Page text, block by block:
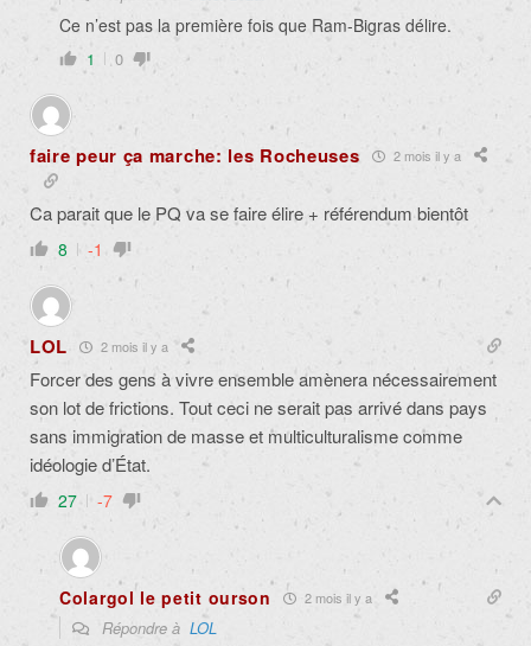
Ce n’est pas la première fois que Ram-Bigras délire.
1 0
faire peur ça marche: les Rocheuses 2 mois il y a
Ca parait que le PQ va se faire élire + référendum bientôt
8 -1
LOL 2 mois il y a
Forcer des gens à vivre ensemble amènera nécessairement
son lot de frictions. Tout ceci ne serait pas arrivé dans pays
sans immigration de masse et multiculturalisme comme
idéologie d’État.
27 -7
Colargol le petit ourson 2 mois il y a
Répondre à LOL